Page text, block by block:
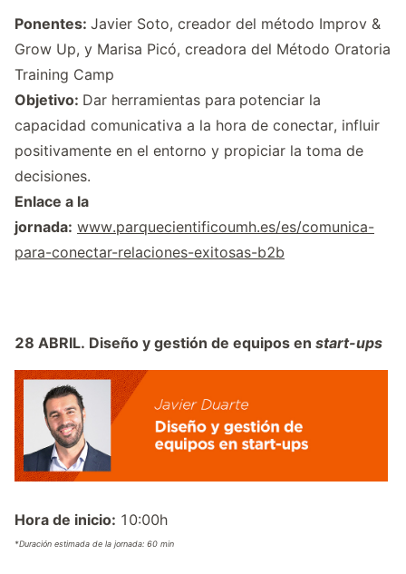
Ponentes: Javier Soto, creador del método Improv &
Grow Up, y Marisa Picó, creadora del Método Oratoria
Training Camp
Objetivo: Dar herramientas para potenciar la
capacidad comunicativa a la hora de conectar, influir
positivamente en el entorno y propiciar la toma de
decisiones.
Enlace a la
jornada: www.parquecientificoumh.es/es/comunica-
para-conectar-relaciones-exitosas-b2b
28 ABRIL. Diseño y gestión de equipos en start-ups
Hora de inicio: 10:00h
*Duración estimada de la jornada: 60 min